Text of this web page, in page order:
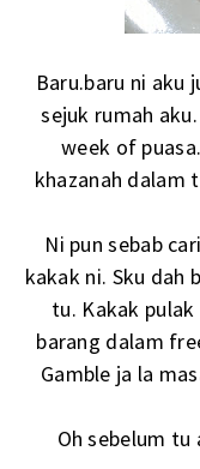
Baru.baru ni aku
sejuk rumah
week of
khazanah dalam
Ni pun sebab
kakak ni. Sku dah
tu. Kakak
barang dalam
Gamble ja la
Oh sebelum tu